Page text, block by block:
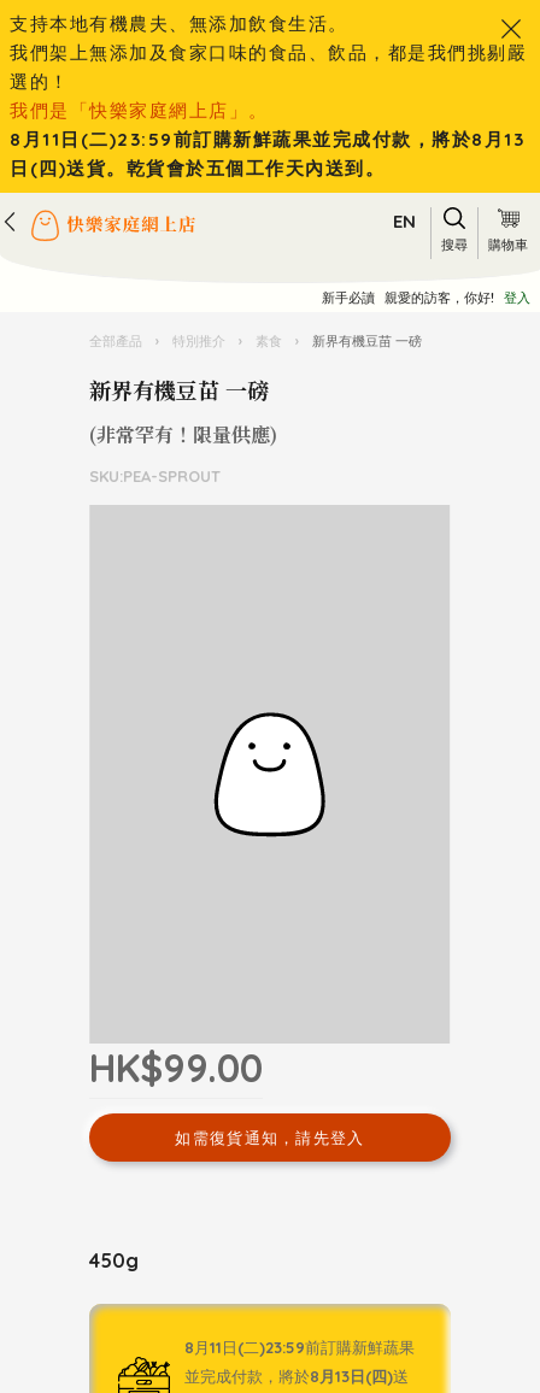
支持本地有機農夫、無添加飲食生活。
我們架上無添加及食家口味的食品、飲品，都是我們挑剔嚴
選的！
我們是「快樂家庭網上店」。
8月11日(二)23:59前訂購新鮮蔬果並完成付款，將於8月13
日(四)送貨。乾貨會於五個工作天內送到。
EN
搜尋 購物車
新手必讀 親愛的訪客，你好! 登入
全部產品 › 特別推介 › 素食 › 新界有機豆苗 一磅
新界有機豆苗 一磅
(非常罕有！限量供應)
SKU:PEA-SPROUT
HK$99.00
如需復貨通知，請先登入
450g
8月11日(二)23:59前訂購新鮮蔬果
並完成付款，將於8月13日(四)送